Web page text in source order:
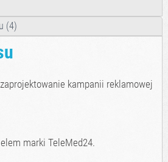
(4)
kampanii reklamowej
marki TeleMed24.